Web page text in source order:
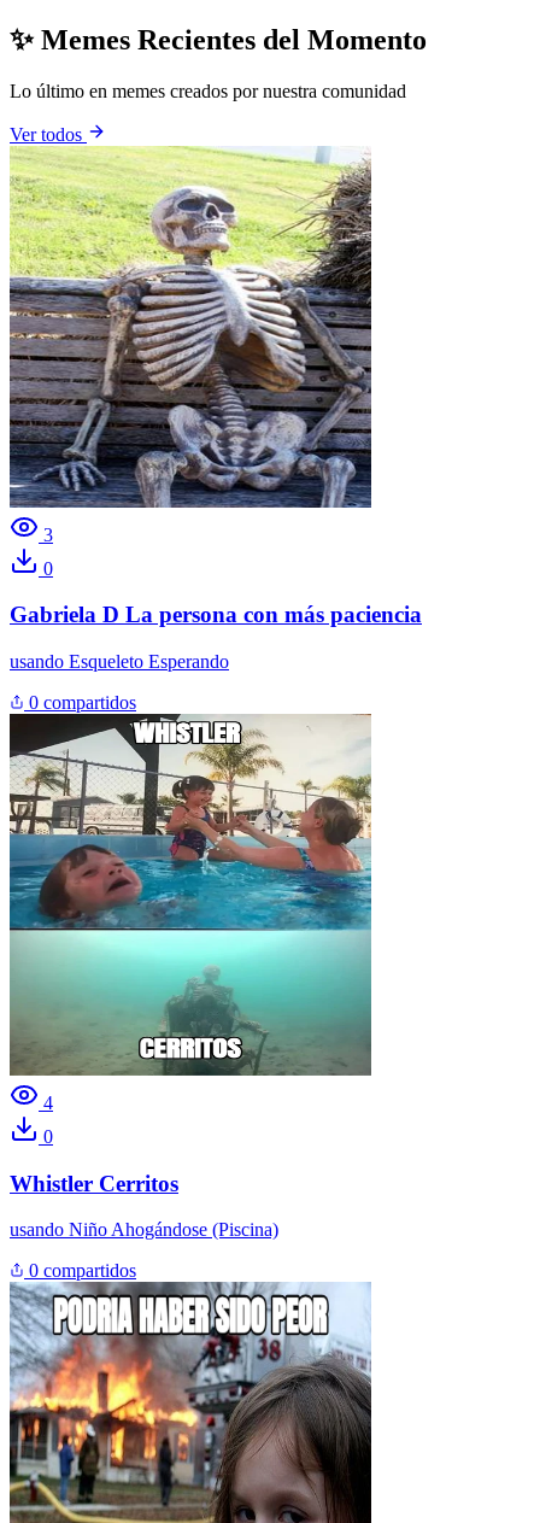
✨ Memes Recientes del Momento
Lo último en memes creados por nuestra comunidad
Ver todos
3
0
Gabriela D La persona con más paciencia
usando Esqueleto Esperando
0 compartidos
4
0
Whistler Cerritos
usando Niño Ahogándose (Piscina)
0 compartidos